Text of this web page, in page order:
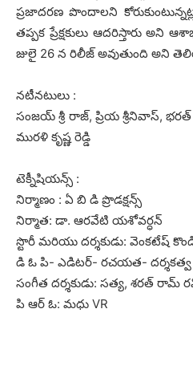
ప్రజాదరణ పొందాలని
తప్పక ప్రేక్షకులు ఆదరిస్తారు అని
జులై 26 న రిలీజ్ అవుతుంది అని
నటీనటులు :
సంజయ్ శ్రీ రాజ్, ప్రియ శ్రీనివాస్,
మురళి కృష్ణ రెడ్డి
టెక్నీషియన్స్ :
నిర్మాణం : ఏ బి డి ప్రొడక్షన్స్
నిర్మాత: డా. ఆరవేటి యశోవర్ధన్
స్టొరీ మరియు దర్శకుడు: వెంకటేష్
డి ఓ పి- ఎడిటర్- రచయత- దర్శకత్వ
సంగీత దర్శకుడు: సత్య, శరత్ రామ్
పి ఆర్ ఓ: మధు VR